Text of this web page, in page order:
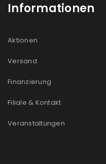
Please select all the
Ich stimme zu
akzeptiere die
Informationen
Aktionen
Versand
Finanzierung
Filiale & Kontakt
Veranstaltungen